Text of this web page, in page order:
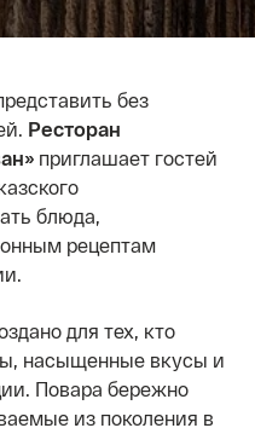
без
Ресторан
приглашает гостей
блюда,
рецептам
для тех, кто
насыщенные вкусы и
Повара бережно
из поколения в